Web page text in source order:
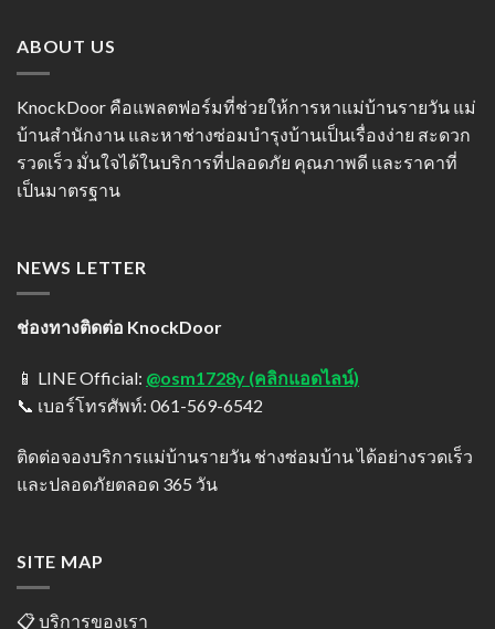
ABOUT US
KnockDoor คือแพลตฟอร์มที่ช่วยให้การหาแม่บ้านรายวัน แม่
บ้านสำนักงาน และหาช่างซ่อมบำรุงบ้านเป็นเรื่องง่าย สะดวก
รวดเร็ว มั่นใจได้ในบริการที่ปลอดภัย คุณภาพดี และราคาที่
เป็นมาตรฐาน
NEWS LETTER
ช่องทางติดต่อ KnockDoor
📱 LINE Official: @osm1728y (คลิกแอดไลน์)
📞 เบอร์โทรศัพท์: 061-569-6542
ติดต่อจองบริการแม่บ้านรายวัน ช่างซ่อมบ้าน ได้อย่างรวดเร็ว
และปลอดภัยตลอด 365 วัน
SITE MAP
📋 บริการของเรา